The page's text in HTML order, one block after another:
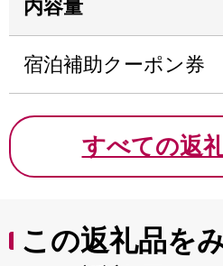
内容量
宿泊補助クーポン券
すべての返
この返礼品を